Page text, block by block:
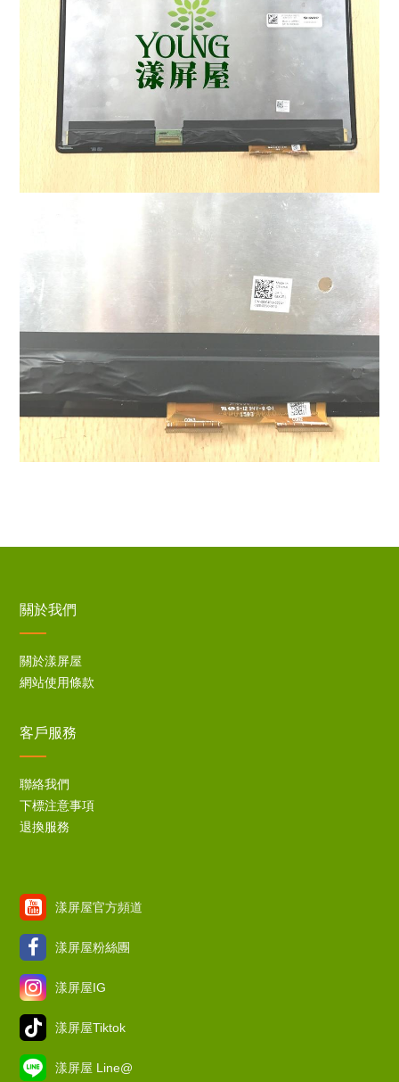
關於我們
關於漾屏屋
網站使用條款
客戶服務
聯絡我們
下標注意事項
退換服務
漾屏屋官方頻道
漾屏屋粉絲團
漾屏屋IG
漾屏屋Tiktok
漾屏屋 Line@